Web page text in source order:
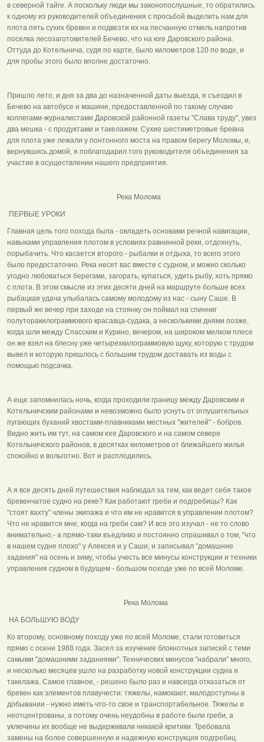
в северной тайге. А поскольку люди мы законопослушные, то обратились
к одному из руководителей объединения с просьбой выделить нам для
плота пять сухих бревен и подвезти их на песчанную отмель напротив
поселка лесозаготовителей Бечево, что на юге Даровского района.
Оттуда до Котельнича, судя по карте, было километров 120 по воде, и
для пробы этого было вполне достаточно.
Пришло лето, и дня за два до назначенной даты выезда, я съездил в
Бечево на автобусе и машине, предоставленной по такому случаю
коллегами-журналистами Даровской районной газеты "Слава труду", увез
два мешка - с продуктами и такелажем. Сухие шестиметровые бревна
для плота уже лежали у понтонного моста на правом берегу Моломы, и,
вернувшись домой, я поблагодарил того руководителя объединения за
участие в осуществлении нашего предприятия.
Река Молома
ПЕРВЫЕ УРОКИ
Главная цель того похода была - овладеть основами речной навигации,
навыками управления плотом в условиях равнинной реки, отдохнуть,
порыбачить. Что касается второго - рыбалки и отдыха, то всего этого
было предостаточно. Река несет вас вместе с судном, и можно сколько
угодно любоваться берегами, загорать, купаться, удить рыбу, хоть прямо
с плота. В этом смысле из этих десяти дней на маршруте больше всех
рыбацкая удача улыбалась самому молодому из нас - сыну Саше. В
первый же вечер при заходе на стоянку он поймал на спинниг
полуторакилограммового красавца-судака, а несколькими днями позже,
когда шли между Спасским и Курино, вечером, на широком мелком плесе
он же взял на блесну уже четырехкилограммовую щуку, которую с трудом
вывел и которую пришлось с большим трудом доставать из воды с
помощью подсачка.
А еще запомнилась ночь, когда проходили границу между Даровским и
Котельничским районами и невозможно было уснуть от оглушительных
пугающих буханий хвостами-плавниками местных "жителей" - бобров.
Видно жить им тут, на самом юге Даровского и на самом севере
Котельничского районов, в десятках километров от ближайшего жилья
спокойно и вольготно. Вот и расплодились.
А я все десять дней путешествия наблюдал за тем, как ведет себя такое
бревенчатое судно на реке? Как работают греби и подгребицы? Как
"стоят вахту" члены экипажа и что им не нравится в управлении плотом?
Что не нравится мне, когда на греби сам? И все это изучал - не то слово
внимательно,- а прямо-таки въедливо и постоянно спрашивал о том, "что
в нашем судне плохо" у Алексея и у Саши, и записывал "домашние
задания" на осень и зиму, чтобы учесть все минусы конструкции и техники
управления судном в будущем - большом походе уже по всей Моломе.
Река Молома
НА БОЛЬШУЮ ВОДУ
Ко второму, основному походу уже по всей Моломе, стали готовиться
прямо с осени 1988 года. Засел за изучение блокнотных записей с теми
самыми "домашними заданиями". Технических минусов "набрали" много,
и несколько месяцев ушло на разработку новой конструкции судна и
такелажа. Самое главное, - решено было раз и навсегда отказаться от
бревен как элементов плавучести: тяжелы, намокают, малодоступны в
добывании - нужно иметь что-то свое и транспортабельное. Тяжелы и
неотцентрованы, а потому очень неудобны в работе были греби, а
уключины их вообще не выдерживали никакой критики. Требовала
замены на более совершенную и надежную конструкция подгребиц.